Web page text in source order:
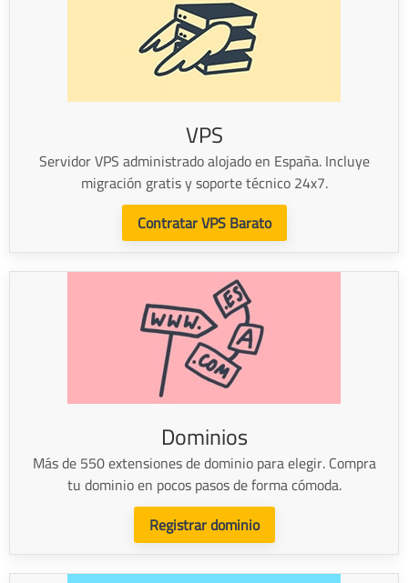
VPS
Servidor VPS administrado alojado en España. Incluye
migración gratis y soporte técnico 24x7.
Contratar VPS Barato
Dominios
Más de 550 extensiones de dominio para elegir. Compra
tu dominio en pocos pasos de forma cómoda.
Registrar dominio